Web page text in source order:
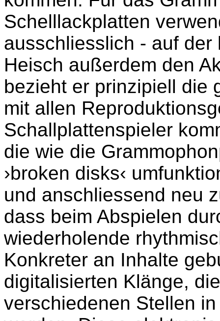
Schelllackplatten
ausschliesslich - auf
Heisch außerdem den
bezieht er prinzipiell die
mit allen
Schallplattenspieler
die wie die
›broken disks‹
und anschliessend neu
dass beim Abspielen
wiederholende
Konkreter an Inhalte
digitalisierten Klänge,
verschiedenen Stellen